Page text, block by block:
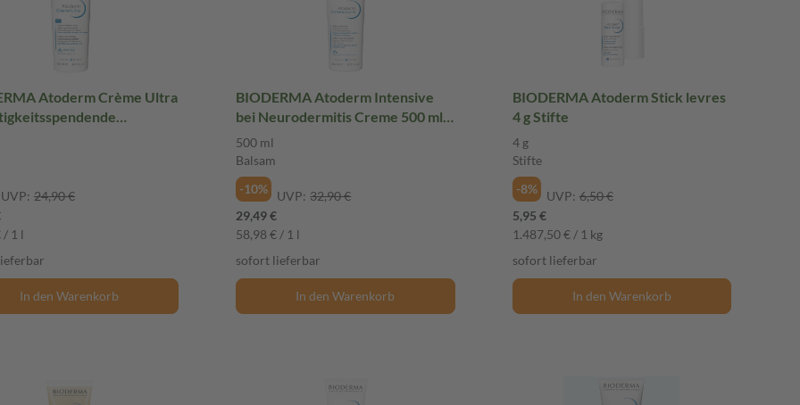
Atoderm Crème Ultra
UVP: 24,90 €
/ 1 l
In den Warenkorb
BIODERMA Atoderm Intensive
bei Neurodermitis Creme 500 ml
Balsam
500 ml
Balsam
-10%
UVP: 32,90 €
29,49 €
58,98 € / 1 l
sofort lieferbar
In den Warenkorb
BIODERMA Atoderm Stick levres
4 g Stifte
4 g
Stifte
-8%
UVP: 6,50 €
5,95 €
1.487,50 € / 1 kg
sofort lieferbar
In den Warenkorb